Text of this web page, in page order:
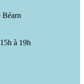
Béarn
à 19h